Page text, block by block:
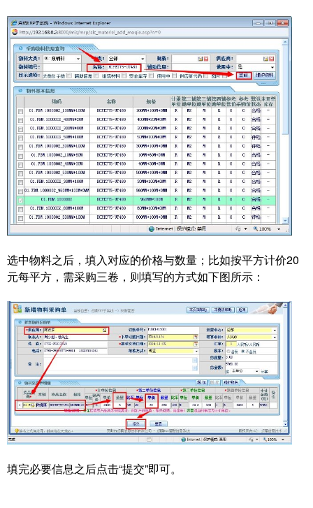
选中物料之后，填入对应的价格与数量；比如按平方计价20
元每平方，需采购三卷，则填写的方式如下图所示：
填完必要信息之后点击“提交”即可。